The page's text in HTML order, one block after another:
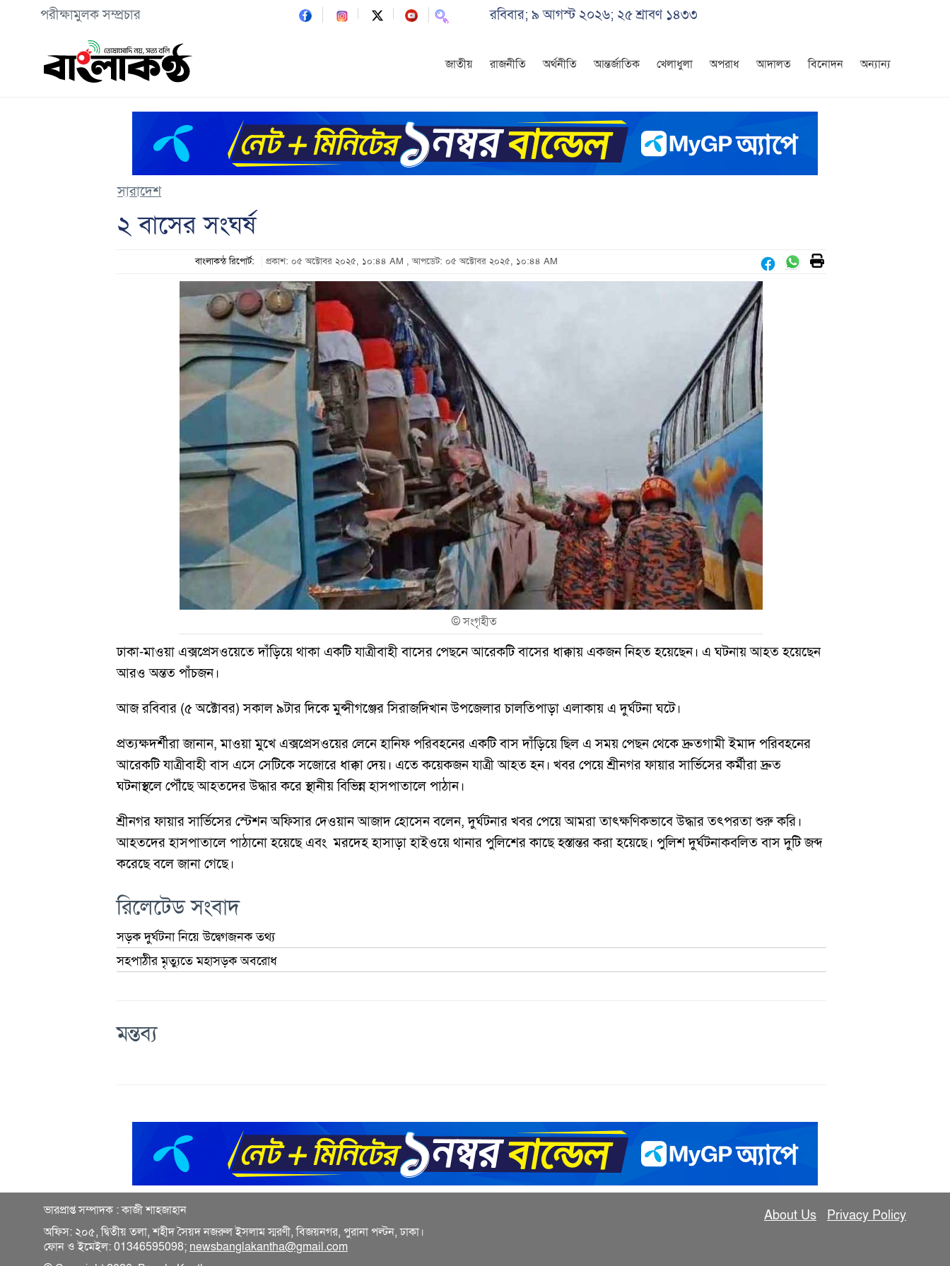
পরীক্ষামুলক সম্প্রচার রবিবার; ৯ আগস্ট ২০২৬; ২৫ শ্রাবণ ১৪৩৩
জাতীয় রাজনীতি অর্থনীতি আন্তর্জাতিক খেলাধুলা অপরাধ আদালত বিনোদন অন্যান্য
সারাদেশ
২ বাসের সংঘর্ষ
বাংলাকন্ঠ রিপোর্ট: প্রকাশ: ০৫ অক্টোবর ২০২৫, ১০:৪৪ AM , আপডেট: ০৫ অক্টোবর ২০২৫, ১০:৪৪ AM
©সংগৃহীত
ঢাকা-মাওয়া এক্সপ্রেসওয়েতে দাঁড়িয়ে থাকা একটি যাত্রীবাহী বাসের পেছনে আরেকটি বাসের ধাক্কায় একজন নিহত হয়েছেন। এ ঘটনায় আহত হয়েছেন
আরও অন্তত পাঁচজন।
আজ রবিবার (৫ অক্টোবর) সকাল ৯টার দিকে মুন্সীগঞ্জের সিরাজদিখান উপজেলার চালতিপাড়া এলাকায় এ দুর্ঘটনা ঘটে।
প্রত্যক্ষদর্শীরা জানান, মাওয়া মুখে এক্সপ্রেসওয়ের লেনে হানিফ পরিবহনের একটি বাস দাঁড়িয়ে ছিল এ সময় পেছন থেকে দ্রুতগামী ইমাদ পরিবহনের
আরেকটি যাত্রীবাহী বাস এসে সেটিকে সজোরে ধাক্কা দেয়। এতে কয়েকজন যাত্রী আহত হন। খবর পেয়ে শ্রীনগর ফায়ার সার্ভিসের কর্মীরা দ্রুত
ঘটনাস্থলে পৌঁছে আহতদের উদ্ধার করে স্থানীয় বিভিন্ন হাসপাতালে পাঠান।
শ্রীনগর ফায়ার সার্ভিসের স্টেশন অফিসার দেওয়ান আজাদ হোসেন বলেন, দুর্ঘটনার খবর পেয়ে আমরা তাৎক্ষণিকভাবে উদ্ধার তৎপরতা শুরু করি।
আহতদের হাসপাতালে পাঠানো হয়েছে এবং মরদেহ হাসাড়া হাইওয়ে থানার পুলিশের কাছে হস্তান্তর করা হয়েছে। পুলিশ দুর্ঘটনাকবলিত বাস দুটি জব্দ
করেছে বলে জানা গেছে।
রিলেটেড সংবাদ
সড়ক দুর্ঘটনা নিয়ে উদ্বেগজনক তথ্য
সহপাঠীর মৃত্যুতে মহাসড়ক অবরোধ
মন্তব্য
ভারপ্রাপ্ত সম্পাদক : কাজী শাহজাহান
অফিস: ২০৫, দ্বিতীয় তলা, শহীদ সৈয়দ নজরুল ইসলাম স্মরণী, বিজয়নগর, পুরানা পল্টন, ঢাকা।
ফোন ও ইমেইল: 01346595098; newsbanglakantha@gmail.com
About Us Privacy Policy